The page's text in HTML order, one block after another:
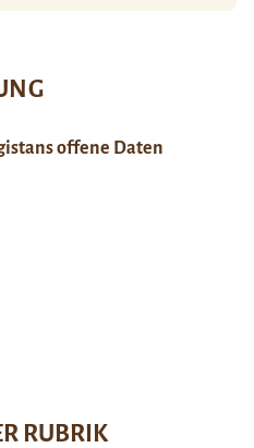
offene Daten
RUBRIK